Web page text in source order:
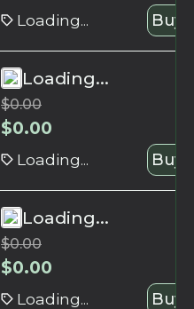
Loading... Buy
Loading...
$0.00
$0.00
Loading... Buy
Loading...
$0.00
$0.00
Loading... Buy